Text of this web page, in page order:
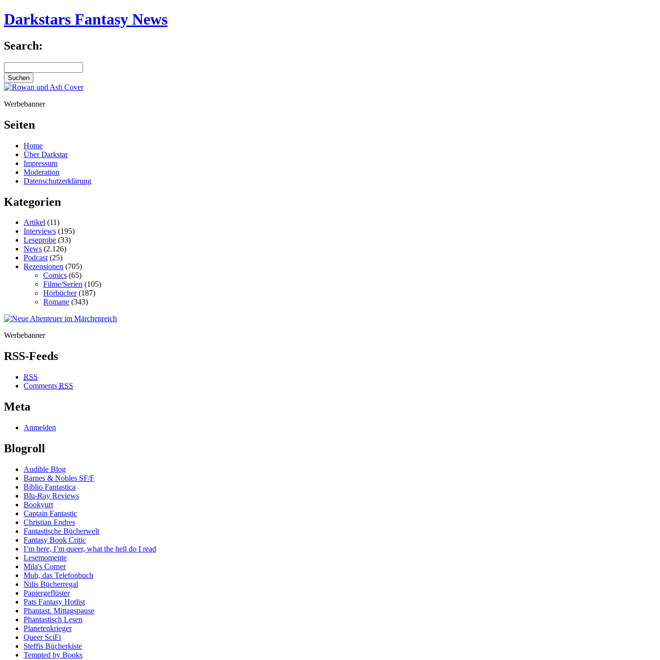
Darkstars Fantasy News
Search:
Werbebanner
Seiten
Home
Über Darkstar
Impressum
Moderation
Datenschutzerklärung
Kategorien
Artikel (11)
Interviews (195)
Leseprobe (33)
News (2.126)
Podcast(25)
Rezensionen (705)
Comics (65)
Filme/Serien (105)
Hörbücher(187)
Romane (343)
Werbebanner
RSS-Feeds
RSS
Comments RSS
Meta
Anmelden
Blogroll
Audible Blog
Barnes & Nobles SF/F
Biblio Fantastica
Blu-Ray Reviews
Bookyurt
Captain Fantastic
Christian Endres
Fantastische Bücherwelt
Fantasy Book Critic
I’m here, I’m queer, what the hell do I read
Lesemomente
Mila's Corner
Muh, das Telefonbuch
Nilis Bücherregal
Papiergeflüster
Pats Fantasy Hotlist
Phantast. Mittagspause
Phantastisch Lesen
Planetenkrieger
Queer SciFi
Steffis Bücherkiste
Tempted by Books